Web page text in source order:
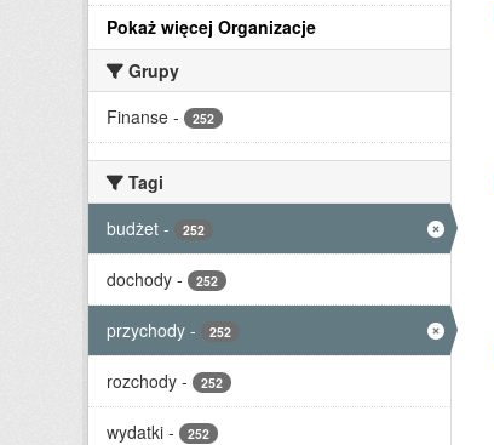
Pokaż więcej Organizacje
Grupy
Finanse - 252
Tagi
budżet - 252
dochody - 252
przychody - 252
rozchody - 252
wydatki - 252